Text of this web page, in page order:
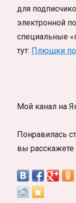
для
электронной
специальные
тут: Плюшки
Мой канал на
Понравилась
вы расскажете